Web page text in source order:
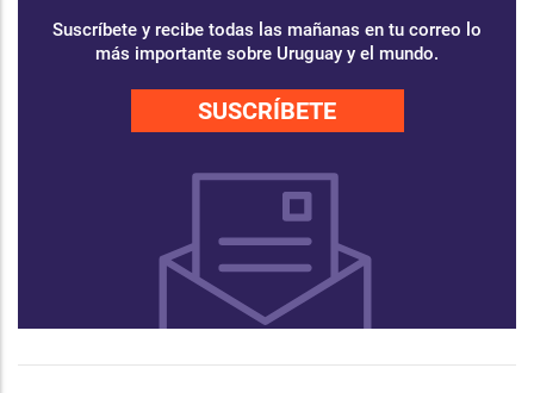
Suscríbete y recibe todas las mañanas en tu correo lo
más importante sobre Uruguay y el mundo.
SUSCRÍBETE